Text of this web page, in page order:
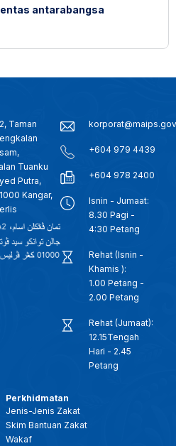
antarabangsa
Taman
Tuanku
Putra,
Kangar,
+604 979 4439
+604 978 2400
Isnin - Jumaat:
8.30 Pagi -
4:30 Petang
Rehat (Isnin -
Khamis ):
1.00 Petang -
2.00 Petang
Rehat (Jumaat):
12.15Tengah
Hari - 2.45
Petang
Perkhidmatan
Jenis-Jenis Zakat
Skim Bantuan Zakat
Wakaf